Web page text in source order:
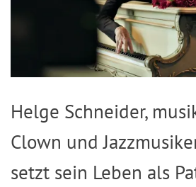
Helge Schneider,
Clown und
setzt sein Leben als